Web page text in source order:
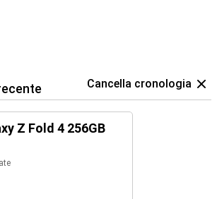
Cancella cronologia
Z Fold 4 256GB